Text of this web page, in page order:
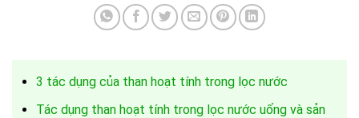
3 tác dụng của than hoạt tính trong lọc nước
Tác dụng than hoạt tính trong lọc nước uống và sản